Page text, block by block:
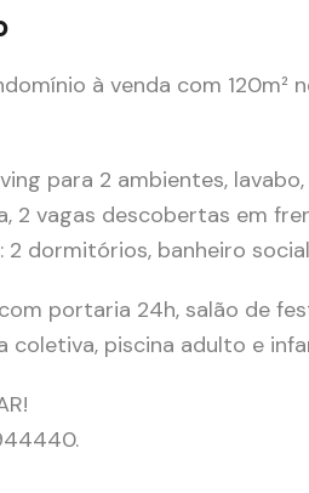
à venda com 120m²
para 2 ambientes,
2 vagas descobertas em
2 dormitórios, banheiro
portaria 24h, salão de
coletiva, piscina adulto e